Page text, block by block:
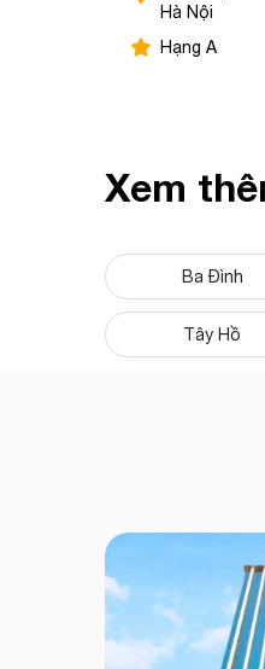
Hà Nội
Hạng A
Xem
Ba Đình
Tây Hồ